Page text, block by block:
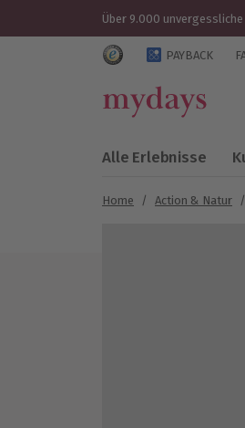
Über 9.000
TrustedshopsPAYBACK
Alle Erlebnisse
Home / Action & Natur /